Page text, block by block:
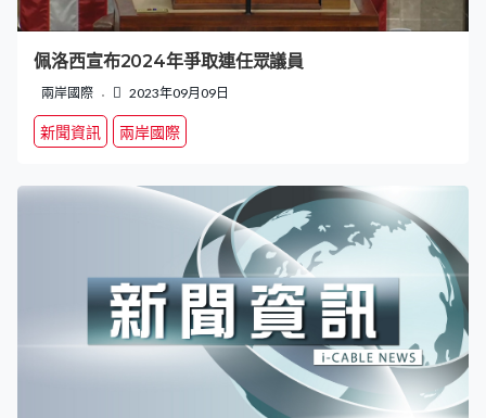
佩洛西宣布2024年爭取連任眾議員
兩岸國際 2023年09月09日
新聞資訊 兩岸國際